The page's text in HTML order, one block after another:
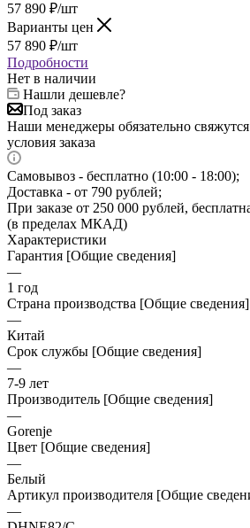
57 890 ₽/шт
Варианты цен
57 890 ₽/шт
Подробности
Нет в наличии
Нашли дешевле?
Под заказ
Наши менеджеры обязательно
условия заказа
Самовывоз - бесплатно (10:00 - 18:00);
Доставка - от 790 рублей;
При заказе от 250 000 рублей,
(в пределах МКАД)
Характеристики
Гарантия [Общие сведения]
—
1 год
Страна производства [Общие сведения]
—
Китай
Срок службы [Общие сведения]
—
7-9 лет
Производитель [Общие сведения]
—
Gorenje
Цвет [Общие сведения]
—
Белый
Артикул производителя [Общие
—